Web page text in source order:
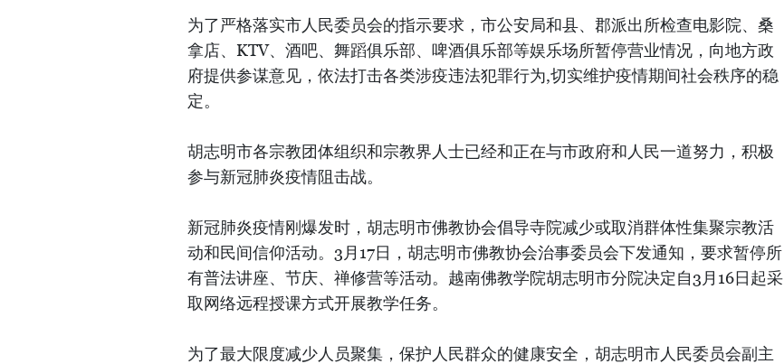
为了严格落实市人民委员会的指示要求，市公安局和县、郡派出所检查电影院、桑
拿店、KTV、酒吧、舞蹈俱乐部、啤酒俱乐部等娱乐场所暂停营业情况，向地方政
府提供参谋意见，依法打击各类涉疫违法犯罪行为,切实维护疫情期间社会秩序的稳
定。
胡志明市各宗教团体组织和宗教界人士已经和正在与市政府和人民一道努力，积极
参与新冠肺炎疫情阻击战。
新冠肺炎疫情刚爆发时，胡志明市佛教协会倡导寺院减少或取消群体性集聚宗教活
动和民间信仰活动。3月17日，胡志明市佛教协会治事委员会下发通知，要求暂停所
有普法讲座、节庆、禅修营等活动。越南佛教学院胡志明市分院决定自3月16日起采
取网络远程授课方式开展教学任务。
为了最大限度减少人员聚集，保护人民群众的健康安全，胡志明市人民委员会副主